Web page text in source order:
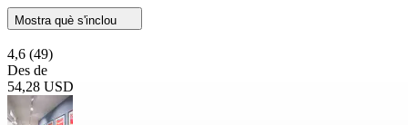
Mostra què s'inclou
4,6 (49)
Des de
54,28 USD